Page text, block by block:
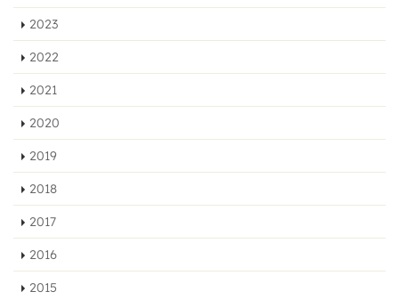
2023
2022
2021
2020
2019
2018
2017
2016
2015